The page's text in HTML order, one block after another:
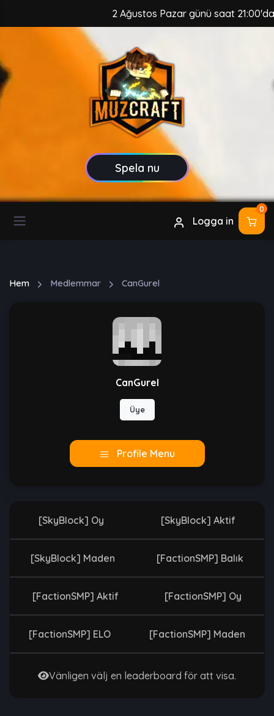
2 Ağustos Pazar günü saat
Spela nu
Logga in
0
Hem Medlemmar CanGurel
CanGurel
Üye
Profile Menu
[SkyBlock] Oy [SkyBlock] Aktif
[SkyBlock] Maden [FactionSMP] Balık
[FactionSMP] Aktif [FactionSMP] Oy
[FactionSMP] ELO [FactionSMP] Maden
Vänligen välj en leaderboard för att visa.